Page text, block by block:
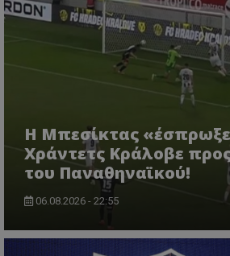
Η Μπεσίκτας
Χράντετς Κράλοβε
του Παναθηναϊκού!
06.08.2026 - 22:55